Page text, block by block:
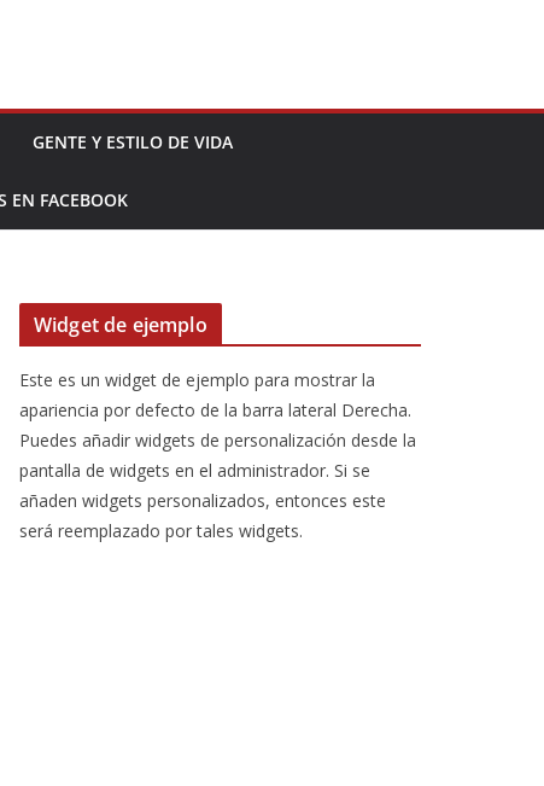
GENTE Y ESTILO DE VIDA
EN FACEBOOK
Widget de ejemplo
Este es un widget de ejemplo para mostrar la
apariencia por defecto de la barra lateral Derecha.
Puedes añadir widgets de personalización desde la
pantalla de widgets en el administrador. Si se
añaden widgets personalizados, entonces este
será reemplazado por tales widgets.